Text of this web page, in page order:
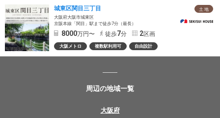
土 地
城東区関目三丁目
大阪府大阪市城東区
京阪本線「関目」駅まで徒歩7分（最長）
8000万円〜 徒歩7分 2区画
大阪メトロ 複数駅利用可 自由設計
周辺の地域一覧
大阪府